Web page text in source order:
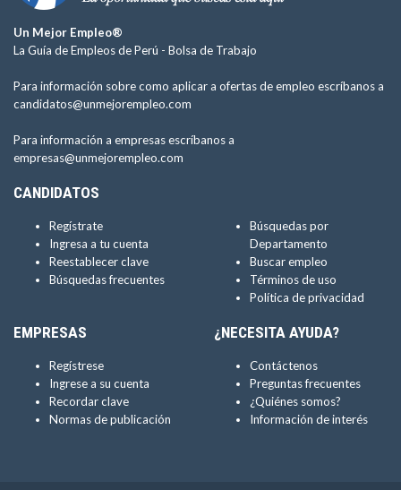
Un Mejor Empleo®
La Guía de Empleos de Perú - Bolsa de Trabajo
Para información sobre como aplicar a ofertas de empleo escríbanos a
candidatos@unmejorempleo.com
Para información a empresas escríbanos a
empresas@unmejorempleo.com
CANDIDATOS
Regístrate
Ingresa a tu cuenta
Reestablecer clave
Búsquedas frecuentes
Búsquedas por
Departamento
Buscar empleo
Términos de uso
Política de privacidad
EMPRESAS
Regístrese
Ingrese a su cuenta
Recordar clave
Normas de publicación
¿NECESITA AYUDA?
Contáctenos
Preguntas frecuentes
¿Quiénes somos?
Información de interés